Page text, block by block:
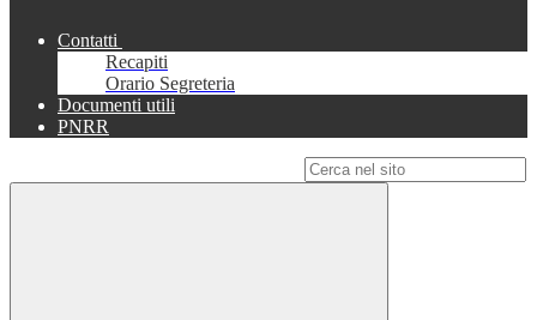
Contatti
Recapiti
Orario Segreteria
Documenti utili
PNRR